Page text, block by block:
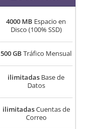
4000 MB Espacio en
Disco (100% SSD)
500 GB Tráfico Mensual
ilimitadas Base de
Datos
ilimitadasCuentas de
Correo